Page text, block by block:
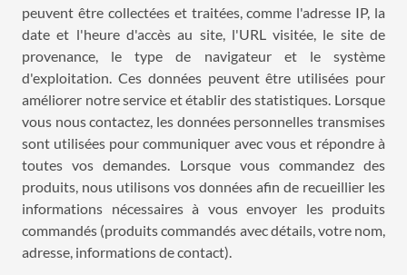
peuvent être collectées et traitées, comme l'adresse IP, la
date et l'heure d'accès au site, l'URL visitée, le site de
provenance, le type de navigateur et le système
d'exploitation. Ces données peuvent être utilisées pour
améliorer notre service et établir des statistiques. Lorsque
vous nous contactez, les données personnelles transmises
sont utilisées pour communiquer avec vous et répondre à
toutes vos demandes. Lorsque vous commandez des
produits, nous utilisons vos données afin de recueillier les
informations nécessaires à vous envoyer les produits
commandés (produits commandés avec détails, votre nom,
adresse, informations de contact).